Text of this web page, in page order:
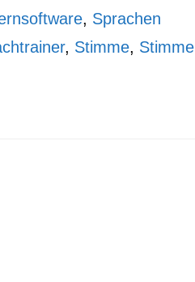
, Sprachen
, Stimme, Stimme